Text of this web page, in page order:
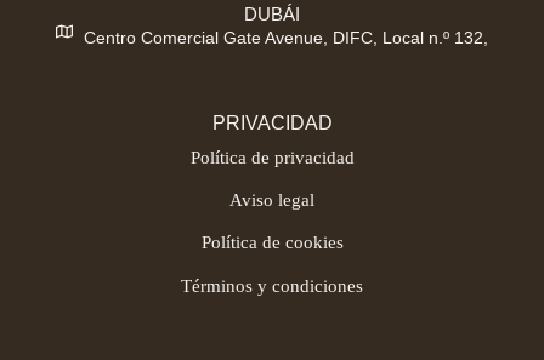
DUBÁI
Centro Comercial Gate Avenue, DIFC, Local n.º 132,
PRIVACIDAD
Política de privacidad
Aviso legal
Política de cookies
Términos y condiciones